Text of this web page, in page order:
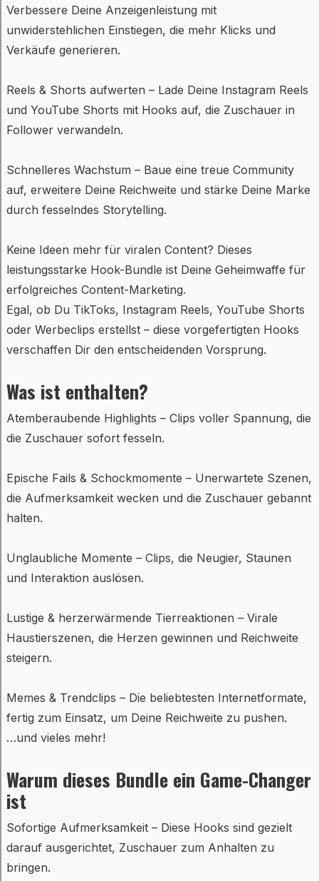
Verbessere Deine Anzeigenleistung mit
unwiderstehlichen Einstiegen, die mehr Klicks und
Verkäufe generieren.
Reels & Shorts aufwerten – Lade Deine Instagram Reels
und YouTube Shorts mit Hooks auf, die Zuschauer in
Follower verwandeln.
Schnelleres Wachstum – Baue eine treue Community
auf, erweitere Deine Reichweite und stärke Deine Marke
durch fesselndes Storytelling.
Keine Ideen mehr für viralen Content? Dieses
leistungsstarke Hook-Bundle ist Deine Geheimwaffe für
erfolgreiches Content-Marketing.
Egal, ob Du TikToks, Instagram Reels, YouTube Shorts
oder Werbeclips erstellst – diese vorgefertigten Hooks
verschaffen Dir den entscheidenden Vorsprung.
Was ist enthalten?
Atemberaubende Highlights – Clips voller Spannung, die
die Zuschauer sofort fesseln.
Epische Fails & Schockmomente – Unerwartete Szenen,
die Aufmerksamkeit wecken und die Zuschauer gebannt
halten.
Unglaubliche Momente – Clips, die Neugier, Staunen
und Interaktion auslösen.
Lustige & herzerwärmende Tierreaktionen – Virale
Haustierszenen, die Herzen gewinnen und Reichweite
steigern.
Memes & Trendclips – Die beliebtesten Internetformate,
fertig zum Einsatz, um Deine Reichweite zu pushen.
…und vieles mehr!
Warum dieses Bundle ein Game-Changer
ist
Sofortige Aufmerksamkeit – Diese Hooks sind gezielt
darauf ausgerichtet, Zuschauer zum Anhalten zu
bringen.